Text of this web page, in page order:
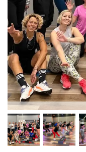
Straipsniai
Sėkmės istorijos
Atsiliepimai
Kontaktai